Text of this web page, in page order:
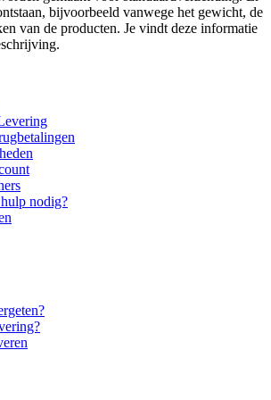
bijvoorbeeld vanwege het gewicht, de
van de producten. Je vindt deze informatie
nodig?